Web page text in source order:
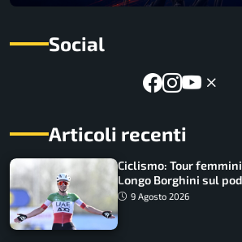
Social
Articoli recenti
Ciclismo: Tour
Longo Borghini sul
in Polonia
9 Agosto 2026